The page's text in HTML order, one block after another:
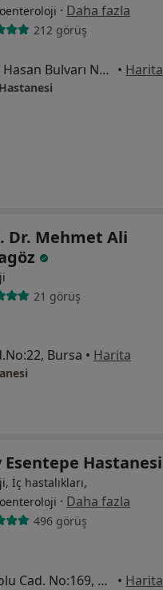
· Daha fazla
212 görüş
Ulu Mahallesi Ulubatlı Hasan Bulvarı No:48-62, Osmangazi • Harita
Dr. Mehmet Ali
21 görüş
Bursa • Harita
Esentepe Hastanesi
İç hastalıkları,
· Daha fazla
496 görüş
Esentepe, Mudanya Yolu Cad. No:169, Nilüfer • Harita